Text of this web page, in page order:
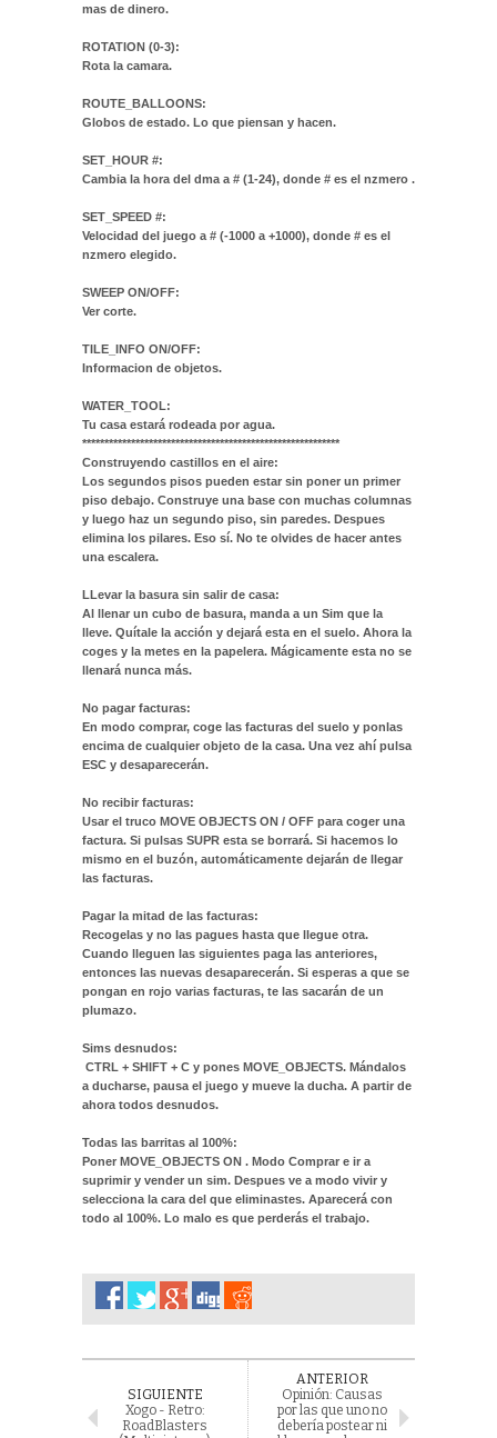
mas de dinero.
ROTATION (0-3):
Rota la camara.
ROUTE_BALLOONS:
Globos de estado. Lo que piensan y hacen.
SET_HOUR #:
Cambia la hora del dma a # (1-24), donde # es el nzmero .
SET_SPEED #:
Velocidad del juego a # (-1000 a +1000), donde # es el
nzmero elegido.
SWEEP ON/OFF:
Ver corte.
TILE_INFO ON/OFF:
Informacion de objetos.
WATER_TOOL:
Tu casa estará rodeada por agua.
**********************************************************
Construyendo castillos en el aire:
Los segundos pisos pueden estar sin poner un primer
piso debajo. Construye una base con muchas columnas
y luego haz un segundo piso, sin paredes. Despues
elimina los pilares. Eso sí. No te olvides de hacer antes
una escalera.
LLevar la basura sin salir de casa:
Al llenar un cubo de basura, manda a un Sim que la
lleve. Quítale la acción y dejará esta en el suelo. Ahora la
coges y la metes en la papelera. Mágicamente esta no se
llenará nunca más.
No pagar facturas:
En modo comprar, coge las facturas del suelo y ponlas
encima de cualquier objeto de la casa. Una vez ahí pulsa
ESC y desaparecerán.
No recibir facturas:
Usar el truco MOVE OBJECTS ON / OFF para coger una
factura. Si pulsas SUPR esta se borrará. Si hacemos lo
mismo en el buzón, automáticamente dejarán de llegar
las facturas.
Pagar la mitad de las facturas:
Recogelas y no las pagues hasta que llegue otra.
Cuando lleguen las siguientes paga las anteriores,
entonces las nuevas desaparecerán. Si esperas a que se
pongan en rojo varias facturas, te las sacarán de un
plumazo.
Sims desnudos:
CTRL + SHIFT + C y pones MOVE_OBJECTS. Mándalos
a ducharse, pausa el juego y mueve la ducha. A partir de
ahora todos desnudos.
Todas las barritas al 100%:
Poner MOVE_OBJECTS ON . Modo Comprar e ir a
suprimir y vender un sim. Despues ve a modo vivir y
selecciona la cara del que eliminastes. Aparecerá con
todo al 100%. Lo malo es que perderás el trabajo.
SIGUIENTE
Xogo - Retro:
RoadBlasters
ANTERIOR
Opinión: Causas
por las que uno no
debería postear ni